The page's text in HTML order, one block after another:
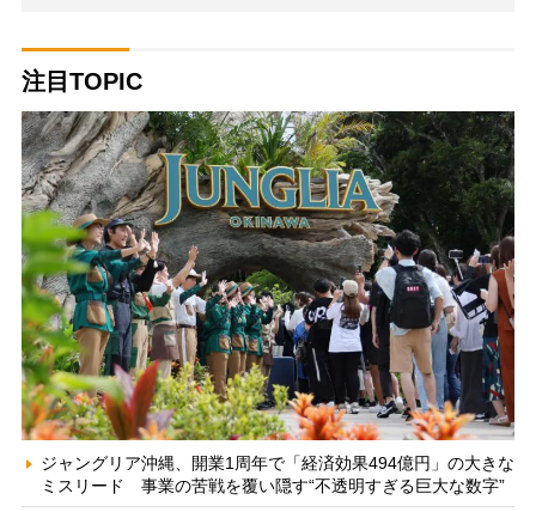
注目TOPIC
ジャングリア沖縄、開業1周年で「経済効果494億円」の大きな
ミスリード 事業の苦戦を覆い隠す“不透明すぎる巨大な数字”